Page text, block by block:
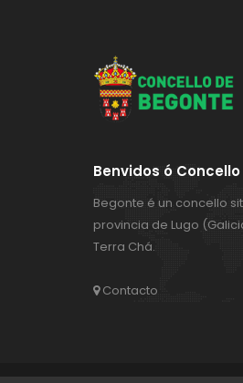
Benvidos ó
Begonte é un concello
provincia de Lugo
Terra Chá.
Contacto